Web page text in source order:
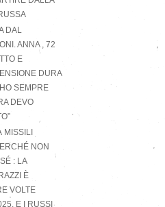
DAL
ANNA , 72
E
DURA
SEMPRE
DEVO
MISSILI
NON
: LA
È
VOLTE
E I RUSSI